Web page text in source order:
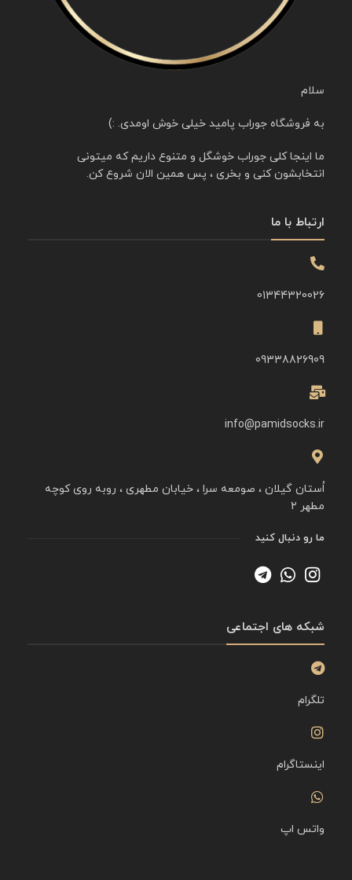
سلام
به فروشگاه جوراب پامید خیلی خوش اومدی. :)
ما اینجا کلی جوراب خوشگل و متنوع داریم که میتونی
انتخابشون کنی و بخری ، پس همین الان شروع کن.
ارتباط با ما
01344320026
09338826909
info@pamidsocks.ir
اُستان گیلان ، صومعه سرا ، خیابان مطهری ، روبه روی کوچه
مطهر ۲
ما رو دنبال کنید
شبکه های اجتماعی
تلگرام
اینستاگرام
واتس اپ